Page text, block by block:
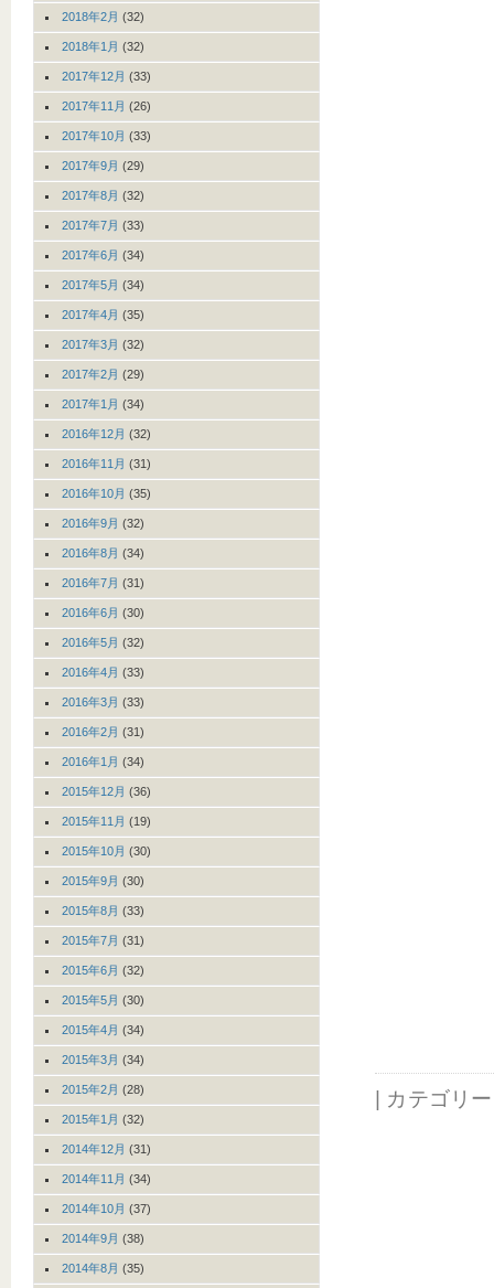
| カテゴリ
2018年2月 (32)
2018年1月 (32)
2017年12月 (33)
2017年11月 (26)
2017年10月 (33)
2017年9月 (29)
2017年8月 (32)
2017年7月 (33)
2017年6月 (34)
2017年5月 (34)
2017年4月 (35)
2017年3月 (32)
2017年2月 (29)
2017年1月 (34)
2016年12月 (32)
2016年11月 (31)
2016年10月 (35)
2016年9月 (32)
2016年8月 (34)
2016年7月 (31)
2016年6月 (30)
2016年5月 (32)
2016年4月 (33)
2016年3月 (33)
2016年2月 (31)
2016年1月 (34)
2015年12月 (36)
2015年11月 (19)
2015年10月 (30)
2015年9月 (30)
2015年8月 (33)
2015年7月 (31)
2015年6月 (32)
2015年5月 (30)
2015年4月 (34)
2015年3月 (34)
2015年2月 (28)
2015年1月 (32)
2014年12月 (31)
2014年11月 (34)
2014年10月 (37)
2014年9月 (38)
2014年8月 (35)